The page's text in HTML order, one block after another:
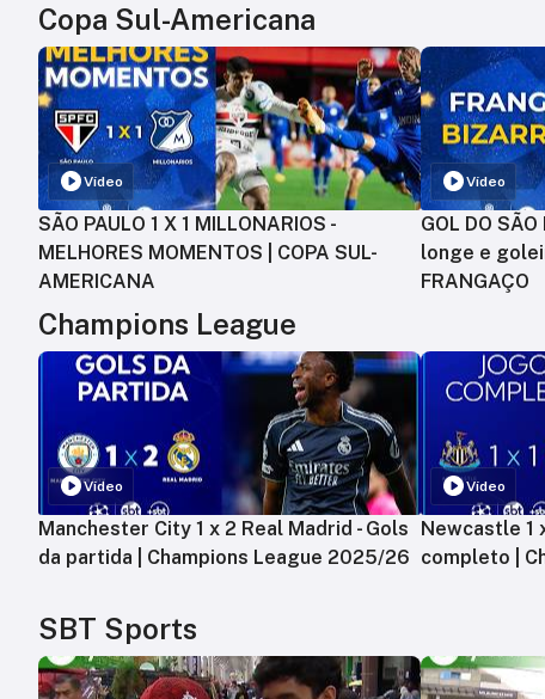
Copa Sul-Americana
Vídeo
SÃO PAULO 1 X 1 MILLONARIOS -
MELHORES MOMENTOS | COPA SUL-
AMERICANA
Vídeo
GOL DO
longe e
FRANGAÇO
Champions League
Vídeo
Manchester City 1 x 2 Real Madrid - Gols
da partida | Champions League 2025/26
Vídeo
Newcastle 1
completo |
SBT Sports